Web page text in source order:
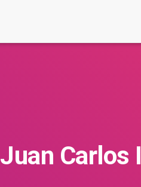
Juan Carlos I